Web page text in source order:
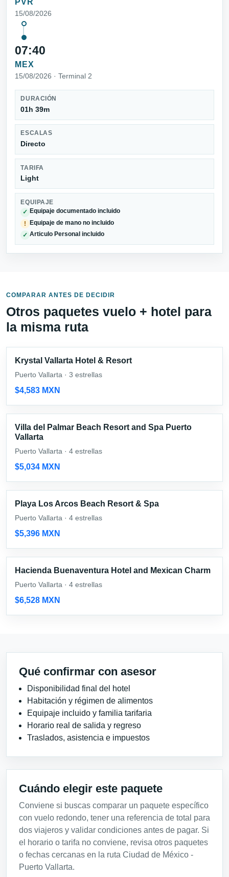
PVR
15/08/2026
07:40
MEX
15/08/2026 · Terminal 2
DURACIÓN
01h 39m
ESCALAS
Directo
TARIFA
Light
EQUIPAJE
✓ Equipaje documentado incluido
! Equipaje de mano no incluido
✓ Articulo Personal incluido
COMPARAR ANTES DE DECIDIR
Otros paquetes vuelo + hotel para
la misma ruta
Krystal Vallarta Hotel & Resort
Puerto Vallarta · 3 estrellas
$4,583 MXN
Villa del Palmar Beach Resort and Spa Puerto
Vallarta
Puerto Vallarta · 4 estrellas
$5,034 MXN
Playa Los Arcos Beach Resort & Spa
Puerto Vallarta · 4 estrellas
$5,396 MXN
Hacienda Buenaventura Hotel and Mexican Charm
Puerto Vallarta · 4 estrellas
$6,528 MXN
Qué confirmar con asesor
Disponibilidad final del hotel
Habitación y régimen de alimentos
Equipaje incluido y familia tarifaria
Horario real de salida y regreso
Traslados, asistencia e impuestos
Cuándo elegir este paquete
Conviene si buscas comparar un paquete específico
con vuelo redondo, tener una referencia de total para
dos viajeros y validar condiciones antes de pagar. Si
el horario o tarifa no conviene, revisa otros paquetes
o fechas cercanas en la ruta Ciudad de México -
Puerto Vallarta.